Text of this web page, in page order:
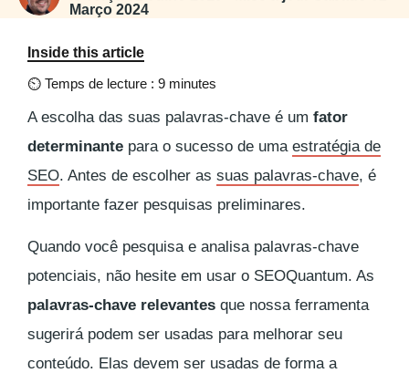
Março 2024
Inside this article
⏲ Temps de lecture : 9 minutes
A escolha das suas palavras-chave é um fator
determinante para o sucesso de uma estratégia de
SEO. Antes de escolher as suas palavras-chave, é
importante fazer pesquisas preliminares.
Quando você pesquisa e analisa palavras-chave
potenciais, não hesite em usar o SEOQuantum. As
palavras-chave relevantes que nossa ferramenta
sugerirá podem ser usadas para melhorar seu
conteúdo. Elas devem ser usadas de forma a